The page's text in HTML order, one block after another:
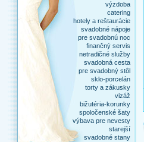
výzdoba
catering
hotely a reštaurácie
svadobné nápoje
pre svadobnú noc
finančný servis
netradičné služby
svadobná cesta
pre svadobný stôl
sklo-porcelán
torty a zákusky
vizáž
bižutéria-korunky
spoločenské šaty
výbava pre nevesty
starejší
svadobné stany